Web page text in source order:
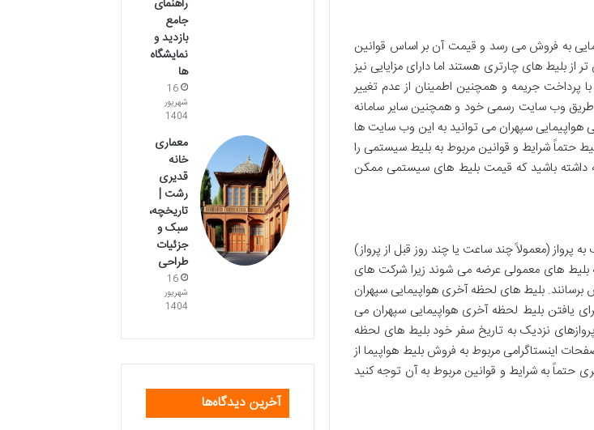
به فروش می رسد و قیمت آن بر اساس قوانین
بلیط های چارتری هستند اما دارای مزایایی نیز
با پرداخت جریمه و همچنین اطمینان از عدم تغییر
طریق وب سایت رسمی خود و همچنین سایر سامانه
سپهران می توانید به این وب سایت ها
حتماً شرایط و قوانین مربوط به بلیط سیستمی را
داشته باشید که قیمت بلیط های سیستمی ممکن
پرواز (معمولاً چند ساعت یا چند روز قبل از پرواز)
های معمولی عرضه می شوند زیرا شرکت های
برسانند. بلیط های لحظه آخری هواپیمایی سپهران
یافتن بلیط لحظه آخری هواپیمایی سپهران می
نزدیک به تاریخ سفر خود بلیط های لحظه
اینستاگرامی مربوط به فروش بلیط هواپیما از
حتماً به شرایط و قوانین مربوط به آن توجه کنید
راهنمای
جامع
بازدید و
نمایشگاه
ها
16
شهریور
1404
معماری
خانه
قدیری
رشت |
تاریخچه،
سبک و
جزئیات
طراحی
16
شهریور
1404
آخرین دیدگاه‌ها